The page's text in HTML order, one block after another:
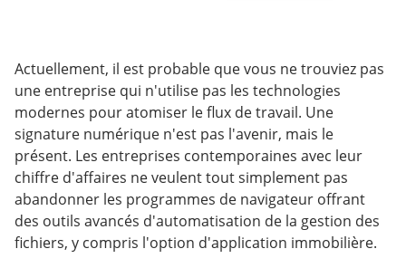
Actuellement, il est probable que vous ne trouviez pas
une entreprise qui n'utilise pas les technologies
modernes pour atomiser le flux de travail. Une
signature numérique n'est pas l'avenir, mais le
présent. Les entreprises contemporaines avec leur
chiffre d'affaires ne veulent tout simplement pas
abandonner les programmes de navigateur offrant
des outils avancés d'automatisation de la gestion des
fichiers, y compris l'option d'application immobilière.